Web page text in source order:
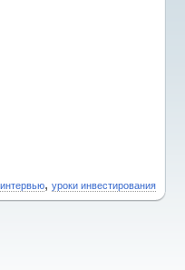
интервью, уроки инвестирования